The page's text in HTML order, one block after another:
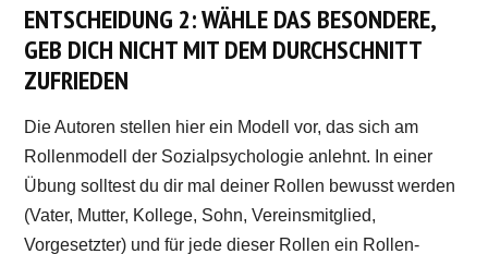
ENTSCHEIDUNG 2: WÄHLE DAS BESONDERE,
GEB DICH NICHT MIT DEM DURCHSCHNITT
ZUFRIEDEN
Die Autoren stellen hier ein Modell vor, das sich am
Rollenmodell der Sozialpsychologie anlehnt. In einer
Übung solltest du dir mal deiner Rollen bewusst werden
(Vater, Mutter, Kollege, Sohn, Vereinsmitglied,
Vorgesetzter) und für jede dieser Rollen ein Rollen-